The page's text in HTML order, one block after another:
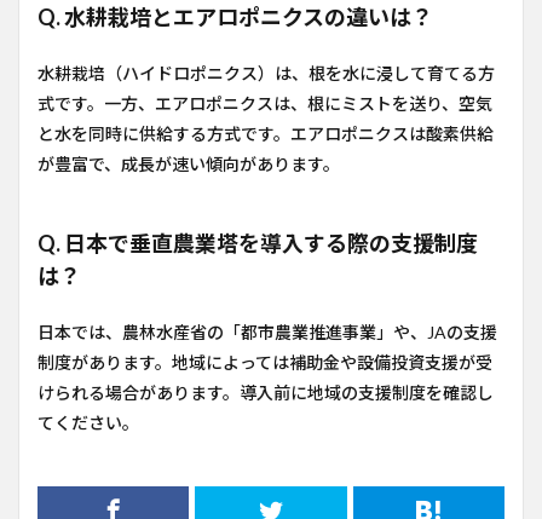
Q. 水耕栽培とエアロポニクスの違いは？
水耕栽培（ハイドロポニクス）は、根を水に浸して育てる方
式です。一方、エアロポニクスは、根にミストを送り、空気
と水を同時に供給する方式です。エアロポニクスは酸素供給
が豊富で、成長が速い傾向があります。
Q. 日本で垂直農業塔を導入する際の支援制度
は？
日本では、農林水産省の「都市農業推進事業」や、JAの支援
制度があります。地域によっては補助金や設備投資支援が受
けられる場合があります。導入前に地域の支援制度を確認し
てください。